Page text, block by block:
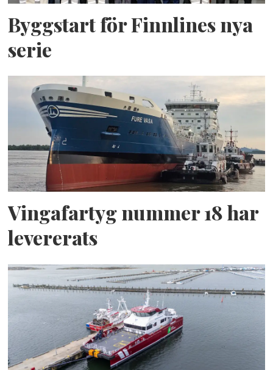
Byggstart för Finnlines nya
serie
Vingafartyg nummer 18 har
levererats